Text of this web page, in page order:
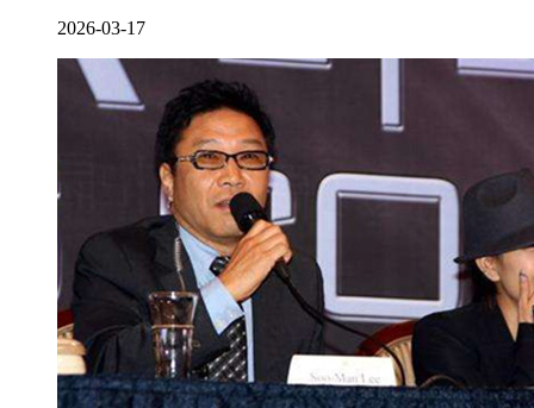
2026-03-17